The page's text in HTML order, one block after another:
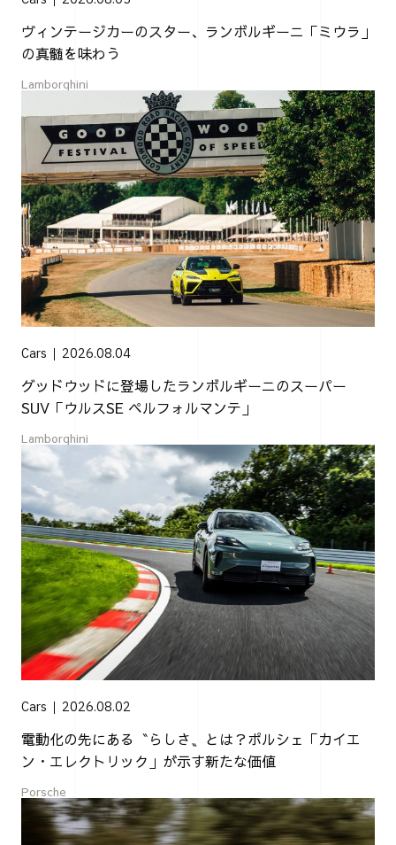
ヴィンテージカーのスター、ランボルギーニ「ミウラ」
の真髄を味わう
Lamborghini
Cars 2026.08.04
グッドウッドに登場したランボルギーニのスーパー
SUV「ウルスSE ペルフォルマンテ」
Lamborghini
Cars 2026.08.02
電動化の先にある〝らしさ〟とは？ポルシェ「カイエ
ン・エレクトリック」が示す新たな価値
Porsche